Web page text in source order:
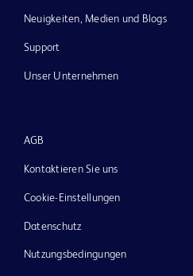
Neuigkeiten, Medien und Blogs
Support
Unser Unternehmen
AGB
Kontaktieren Sie uns
Cookie-Einstellungen
Datenschutz
Nutzungsbedingungen